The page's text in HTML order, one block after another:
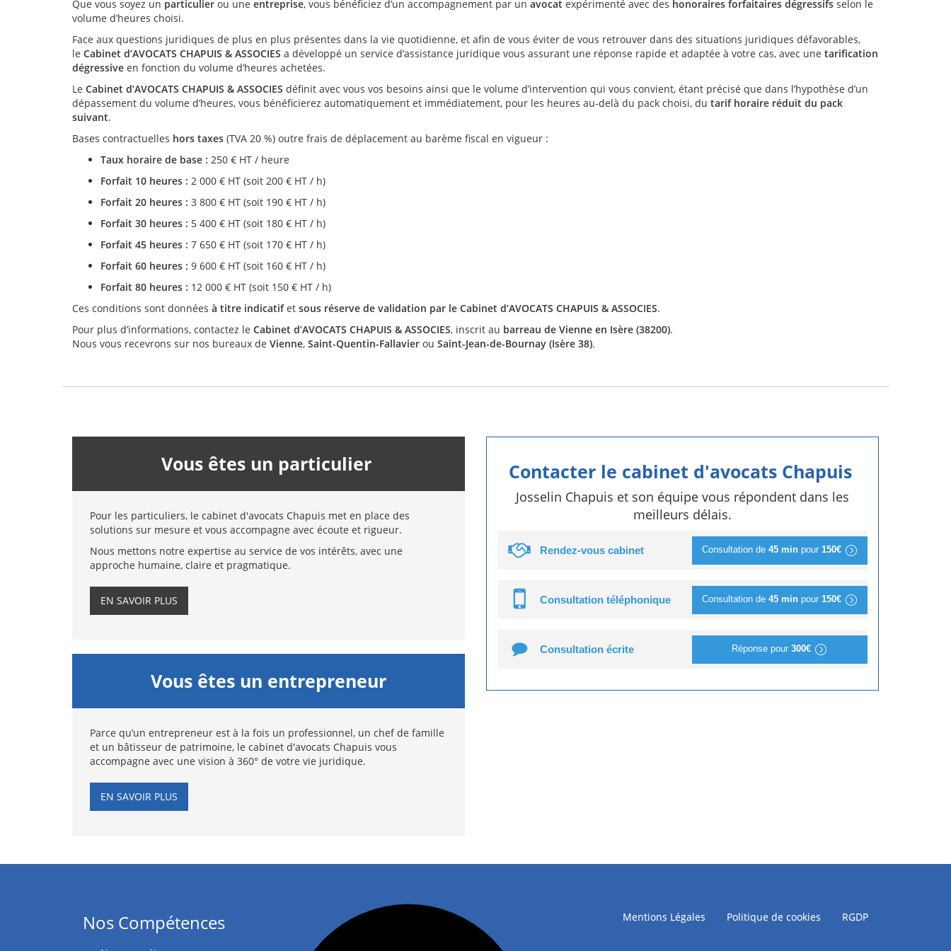
Que vous soyez un particulier ou une entreprise, vous bénéficiez d’un accompagnement par un avocat expérimenté avec des honoraires forfaitaires dégressifs selon le
volume d’heures choisi.
Face aux questions juridiques de plus en plus présentes dans la vie quotidienne, et afin de vous éviter de vous retrouver dans des situations juridiques défavorables,
le Cabinet d’AVOCATS CHAPUIS & ASSOCIES a développé un service d’assistance juridique vous assurant une réponse rapide et adaptée à votre cas, avec une tarification
dégressive en fonction du volume d’heures achetées.
Le Cabinet d’AVOCATS CHAPUIS & ASSOCIES définit avec vous vos besoins ainsi que le volume d’intervention qui vous convient, étant précisé que dans l’hypothèse d’un
dépassement du volume d’heures, vous bénéficierez automatiquement et immédiatement, pour les heures au-delà du pack choisi, du tarif horaire réduit du pack
suivant.
Bases contractuelles hors taxes (TVA 20 %) outre frais de déplacement au barème fiscal en vigueur :
Taux horaire de base : 250 € HT / heure
Forfait 10 heures : 2 000 € HT (soit 200 € HT / h)
Forfait 20 heures : 3 800 € HT (soit 190 € HT / h)
Forfait 30 heures : 5 400 € HT (soit 180 € HT / h)
Forfait 45 heures : 7 650 € HT (soit 170 € HT / h)
Forfait 60 heures : 9 600 € HT (soit 160 € HT / h)
Forfait 80 heures : 12 000 € HT (soit 150 € HT / h)
Ces conditions sont données à titre indicatifet sous réserve de validation par le Cabinet d’AVOCATS CHAPUIS & ASSOCIES.
Pour plus d’informations, contactez le Cabinet d’AVOCATS CHAPUIS & ASSOCIES, inscrit au barreau de Vienne en Isère (38200).
Nous vous recevrons sur nos bureaux de Vienne, Saint-Quentin-Fallavier ou Saint-Jean-de-Bournay (Isère 38).
Vous êtes un particulier
Pour les particuliers, le cabinet d'avocats Chapuis met en place des
solutions sur mesure et vous accompagne avec écoute et rigueur.
Nous mettons notre expertise au service de vos intérêts, avec une
approche humaine, claire et pragmatique.
EN SAVOIR PLUS
Vous êtes un entrepreneur
Parce qu’un entrepreneur est à la fois un professionnel, un chef de famille
et un bâtisseur de patrimoine, le cabinet d'avocats Chapuis vous
accompagne avec une vision à 360° de votre vie juridique.
EN SAVOIR PLUS
Contacter le cabinet d'avocats Chapuis
Josselin Chapuis et son équipe vous répondent dans les
meilleurs délais.
Rendez-vous cabinet Consultation de 45 minpour 150€
Consultation téléphonique Consultation de 45 minpour 150€
Consultation écrite Réponse pour 300€
Nos Compétences Mentions Légales Politique de cookies RGDP